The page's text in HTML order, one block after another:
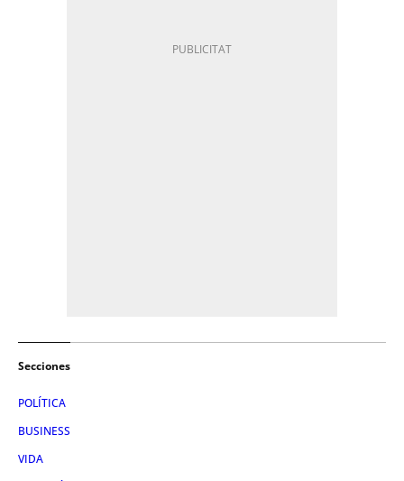
Secciones
POLÍTICA
BUSINESS
VIDA